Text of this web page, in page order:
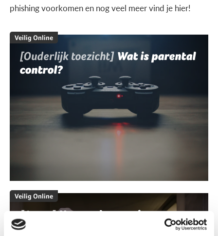
phishing voorkomen en nog veel meer vind je hier!
Veilig Online
[Ouderlijk toezicht] Wat is parental
control?
Veilig Online
[Actua]Hoe snel geven jongeren
hun bankkaart in ruil voor geld?